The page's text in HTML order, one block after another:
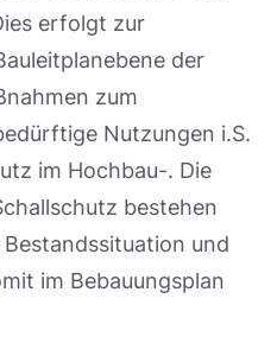
erfolgt zur
der
zum
Nutzungen i.S.
im Hochbau-. Die
bestehen
und
im Bebauungsplan